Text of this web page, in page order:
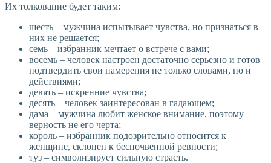
Их толкование будет таким:
шесть – мужчина испытывает чувства, но признаться в
них не решается;
семь – избранник мечтает о встрече с вами;
восемь – человек настроен достаточно серьезно и готов
подтвердить свои намерения не только словами, но и
действиями;
девять – искренние чувства;
десять – человек заинтересован в гадающем;
дама – мужчина любит женское внимание, поэтому
верность не его черта;
король – избранник подозрительно относится к
женщине, склонен к беспочвенной ревности;
туз – символизирует сильную страсть.